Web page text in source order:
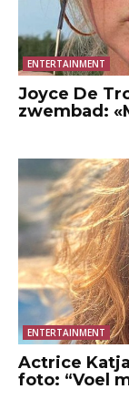
ENTERTAINMENT
Joyce De
zwembad:
ENTERTAINMENT
Actrice
foto: “Voel